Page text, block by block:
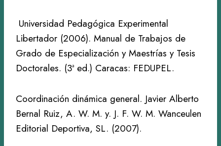
Universidad Pedagógica Experimental
Libertador (2006). Manual de Trabajos de
Grado de Especialización y Maestrías y Tesis
Doctorales. (3ª ed.) Caracas: FEDUPEL.
Coordinación dinámica general. Javier Alberto
Bernal Ruiz, A. W. M. y. J. F. W. M. Wanceulen
Editorial Deportiva, SL. (2007).